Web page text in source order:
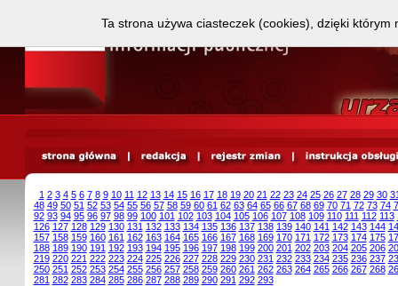
1 2 3 4 5 6 7 8 9 10 11 12 13 14 15 16 17 18 19 20 21 22 23 24 25 26 27 28 29 30
48 49 50 51 52 53 54 55 56 57 58 59 60 61 62 63 64 65 66 67 68 69 70 71 72 73 74
92 93 94 95 96 97 98 99 100 101 102 103 104 105 106 107 108 109 110 111 112 113
126 127 128 129 130 131 132 133 134 135 136 137 138 139 140 141 142 143 144
157 158 159 160 161 162 163 164 165 166 167 168 169 170 171 172 173 174 175
188 189 190 191 192 193 194 195 196 197 198 199 200 201 202 203 204 205 206
219 220 221 222 223 224 225 226 227 228 229 230 231 232 233 234 235 236 237
250 251 252 253 254 255 256 257 258 259 260 261 262 263 264 265 266 267 268
281 282 283 284 285 286 287 288 289 290 291 292 293
Ta strona używa ciasteczek (cookies), dzięki którym